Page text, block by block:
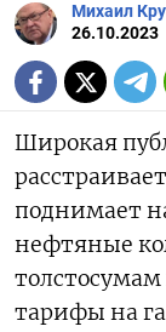
Михаил
26.10.2023
Широкая
поднимает
нефтяные
тарифы на